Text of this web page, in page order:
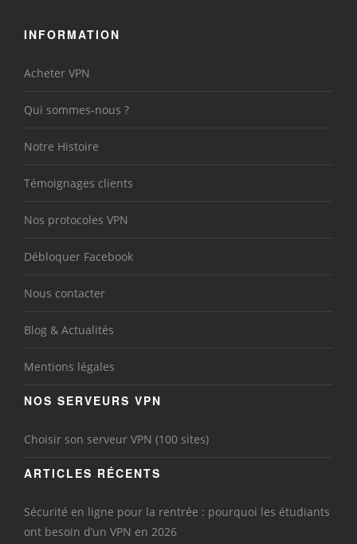
INFORMATION
Acheter VPN
Qui sommes-nous ?
Notre Histoire
Témoignages clients
Nos protocoles VPN
Débloquer Facebook
Nous contacter
Blog & Actualités
Mentions légales
NOS SERVEURS VPN
Choisir son serveur VPN (100 sites)
ARTICLES RÉCENTS
Sécurité en ligne pour la rentrée : pourquoi les étudiants
ont besoin d’un VPN en 2026